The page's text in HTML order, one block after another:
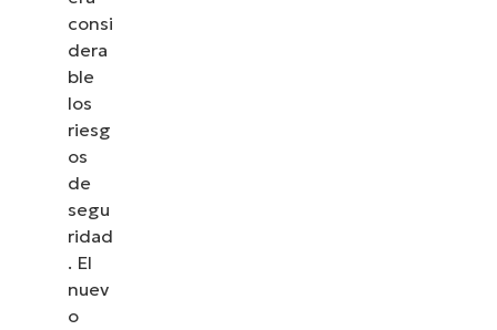
consi
dera
ble
los
riesg
os
de
segu
ridad
. El
nuev
o